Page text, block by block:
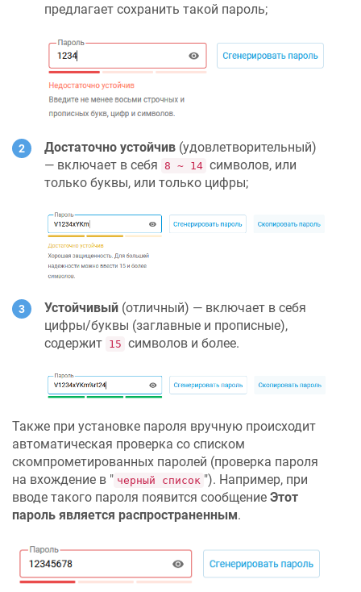
предлагает сохранить такой пароль;
Достаточно устойчив (удовлетворительный)
— включает в себя 8 ~ 14 символов, или
только буквы, или только цифры;
Устойчивый (отличный) — включает в себя
цифры/буквы (заглавные и прописные),
содержит 15 символов и более.
Также при установке пароля вручную происходит
автоматическая проверка со списком
скомпрометированных паролей (проверка пароля
на вхождение в " черный список "). Например, при
вводе такого пароля появится сообщение Этот
пароль является распространенным.